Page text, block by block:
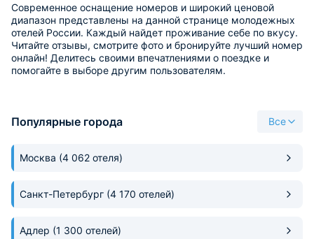
Современное оснащение номеров и широкий ценовой
диапазон представлены на данной странице молодежных
отелей России. Каждый найдет проживание себе по вкусу.
Читайте отзывы, смотрите фото и бронируйте лучший номер
онлайн! Делитесь своими впечатлениями о поездке и
помогайте в выборе другим пользователям.
Популярные города Все
Москва (4 062 отеля)
Санкт-Петербург (4 170 отелей)
Адлер (1 300 отелей)